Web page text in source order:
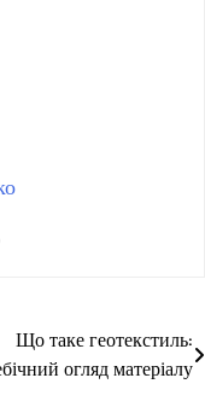
Що таке геотекстиль:
огляд матеріалу